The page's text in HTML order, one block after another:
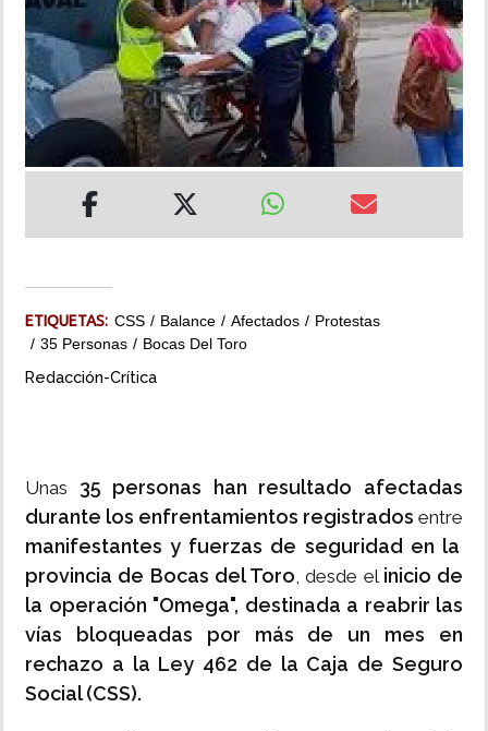
INSÓLITAS
MULTIMEDIA
IMPRESO
ETIQUETAS: CSS Balance Afectados
Protestas
35 Personas
Bocas Del Toro
Redacción-Crítica
Unas 35 personas han resultado afectadas
durante los enfrentamientos registrados entre
manifestantes y fuerzas de seguridad en la
provincia de Bocas del Toro, desde el inicio de
la operación "Omega", destinada a reabrir las
vías bloqueadas por más de un mes en
rechazo a la Ley 462 de la Caja de Seguro
Social (CSS).